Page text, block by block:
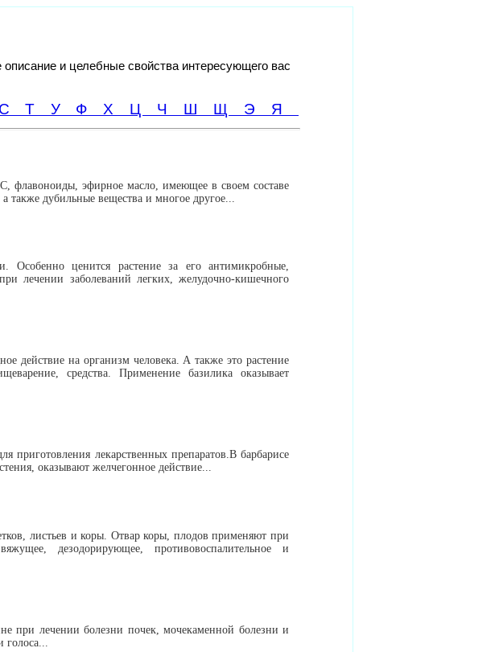
и целебные свойства интересующего вас
С Т У Ф Х Ц Ч Ш Щ Э Я
флавоноиды, эфирное масло, имеющее в своем составе
также дубильные вещества и многое другое...
Особенно ценится растение за его антимикробные,
лечении заболеваний легких, желудочно-кишечного
действие на организм человека. А также это растение
средства. Применение базилика оказывает
приготовления лекарственных препаратов.В барбарисе
оказывают желчегонное действие...
листьев и коры. Отвар коры, плодов применяют при
дезодорирующее, противовоспалительное и
при лечении болезни почек, мочекаменной болезни и
голоса...